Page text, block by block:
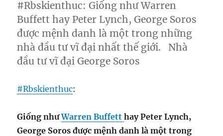
#Rbskienthuc: Giống như Warren
Buffett hay Peter Lynch, George Soros
được mệnh danh là một trong những
nhà đầu tư vĩ đại nhất thế giới. Nhà
đầu tư vĩ đại George Soros
#Rbskienthuc:
Giống nhưWarren Buffetthay Peter Lynch,
George Soros được mệnh danh là một trong